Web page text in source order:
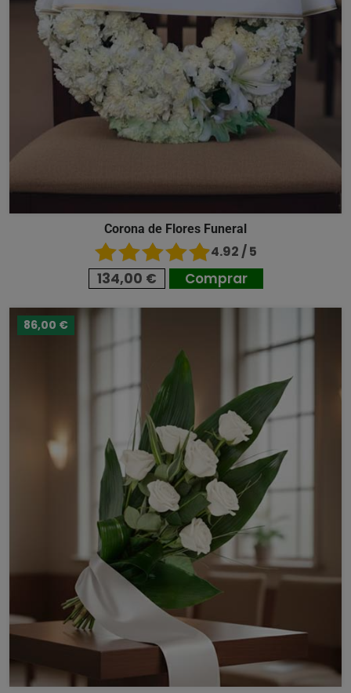
Corona de Flores Funeral
4.92 / 5
134,00 € Comprar
86,00 €